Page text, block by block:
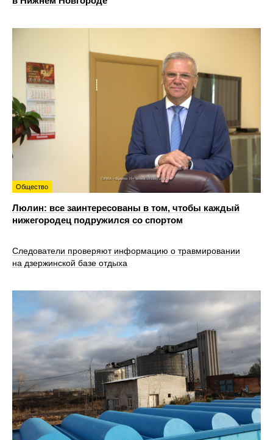
Общество
Люлин: все заинтересованы в том, чтобы каждый
нижегородец подружился со спортом
Следователи проверяют информацию о травмировании
на дзержинской базе отдыха